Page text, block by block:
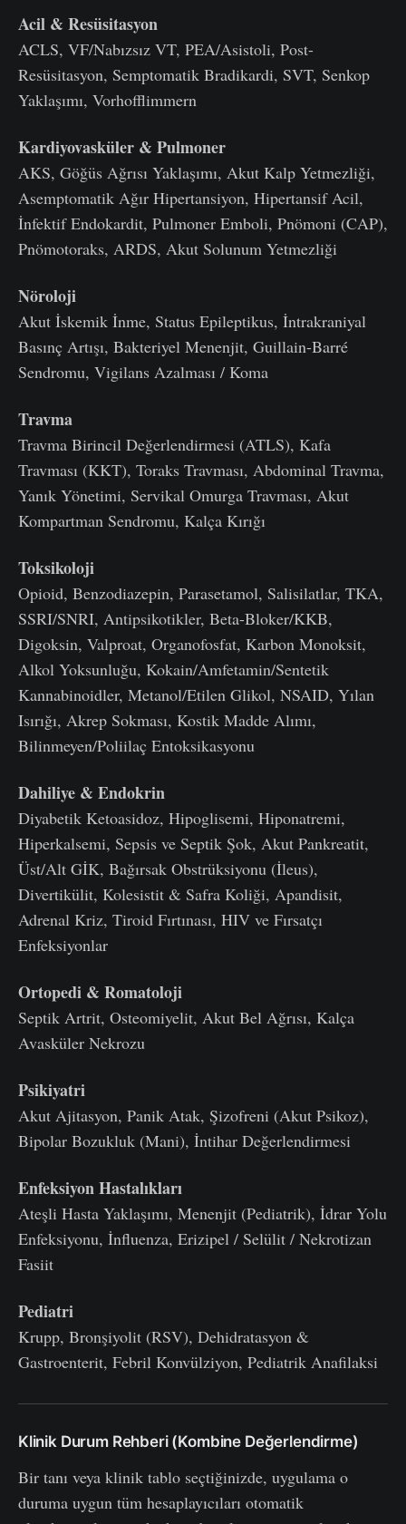
Acil & Resüsitasyon
ACLS, VF/Nabızsız VT, PEA/Asistoli, Post-
Resüsitasyon, Semptomatik Bradikardi, SVT, Senkop
Yaklaşımı, Vorhofflimmern
Kardiyovasküler & Pulmoner
AKS, Göğüs Ağrısı Yaklaşımı, Akut Kalp Yetmezliği,
Asemptomatik Ağır Hipertansiyon, Hipertansif Acil,
İnfektif Endokardit, Pulmoner Emboli, Pnömoni (CAP),
Pnömotoraks, ARDS, Akut Solunum Yetmezliği
Nöroloji
Akut İskemik İnme, Status Epileptikus, İntrakraniyal
Basınç Artışı, Bakteriyel Menenjit, Guillain-Barré
Sendromu, Vigilans Azalması / Koma
Travma
Travma Birincil Değerlendirmesi (ATLS), Kafa
Travması (KKT), Toraks Travması, Abdominal Travma,
Yanık Yönetimi, Servikal Omurga Travması, Akut
Kompartman Sendromu, Kalça Kırığı
Toksikoloji
Opioid, Benzodiazepin, Parasetamol, Salisilatlar, TKA,
SSRI/SNRI, Antipsikotikler, Beta-Bloker/KKB,
Digoksin, Valproat, Organofosfat, Karbon Monoksit,
Alkol Yoksunluğu, Kokain/Amfetamin/Sentetik
Kannabinoidler, Metanol/Etilen Glikol, NSAID, Yılan
Isırığı, Akrep Sokması, Kostik Madde Alımı,
Bilinmeyen/Poliilaç Entoksikasyonu
Dahiliye & Endokrin
Diyabetik Ketoasidoz, Hipoglisemi, Hiponatremi,
Hiperkalsemi, Sepsis ve Septik Şok, Akut Pankreatit,
Üst/Alt GİK, Bağırsak Obstrüksiyonu (İleus),
Divertikülit, Kolesistit & Safra Koliği, Apandisit,
Adrenal Kriz, Tiroid Fırtınası, HIV ve Fırsatçı
Enfeksiyonlar
Ortopedi & Romatoloji
Septik Artrit, Osteomiyelit, Akut Bel Ağrısı, Kalça
Avasküler Nekrozu
Psikiyatri
Akut Ajitasyon, Panik Atak, Şizofreni (Akut Psikoz),
Bipolar Bozukluk (Mani), İntihar Değerlendirmesi
Enfeksiyon Hastalıkları
Ateşli Hasta Yaklaşımı, Menenjit (Pediatrik), İdrar Yolu
Enfeksiyonu, İnfluenza, Erizipel / Selülit / Nekrotizan
Fasiit
Pediatri
Krupp, Bronşiyolit (RSV), Dehidratasyon &
Gastroenterit, Febril Konvülziyon, Pediatrik Anafilaksi
Klinik Durum Rehberi (Kombine Değerlendirme)
Bir tanı veya klinik tablo seçtiğinizde, uygulama o
duruma uygun tüm hesaplayıcıları otomatik